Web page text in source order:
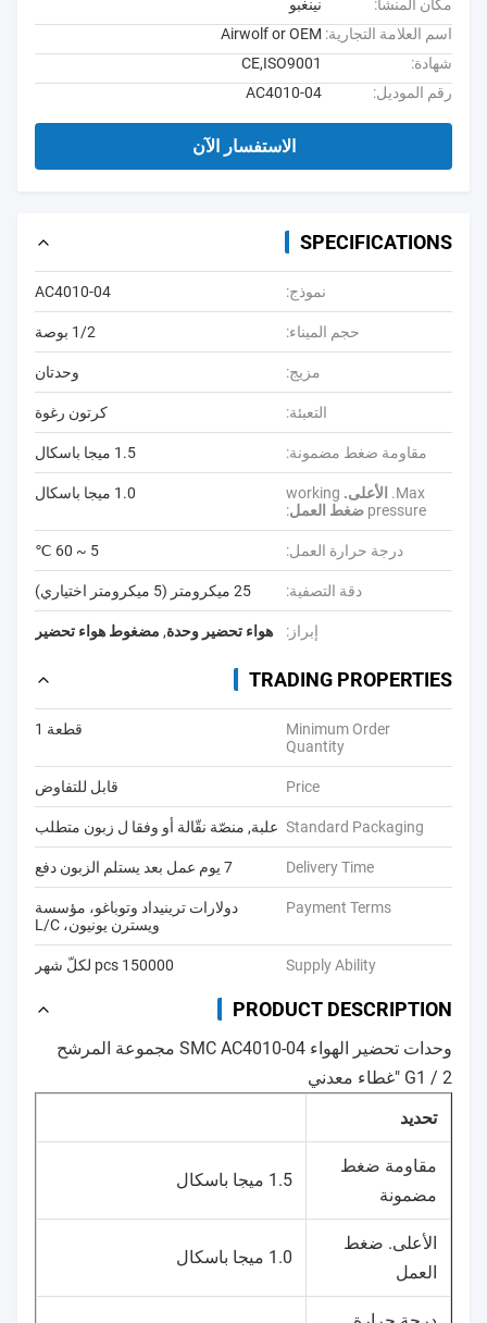
مكان المنشأ:
نينغبو
اسم العلامة التجارية: Airwolf or OEM
شهادة:
CE,ISO9001
رقم الموديل:
AC4010-04
الاستفسار الآن
SPECIFICATIONS
نموذج: AC4010-04
حجم الميناء: 1/2 بوصة
مزيج: وحدتان
التعبئة: كرتون رغوة
مقاومة ضغط مضمونة: 1.5 ميجا باسكال
Max. الأعلى. working
pressure ضغط العمل:
1.0 ميجا باسكال
درجة حرارة العمل: 5 ~ 60 ℃
دقة التصفية: 25 ميكرومتر (5 ميكرومتر اختياري)
إبراز: هواء تحضير وحدة, مضغوط هواء تحضير
TRADING PROPERTIES
Minimum Order
Quantity
قطعة 1
Price قابل للتفاوض
Standard Packaging علبة, منصّة نقّالة أو وفقا ل زبون متطلب
Delivery Time 7 يوم عمل بعد يستلم الزبون دفع
Payment Terms
دولارات ترينيداد وتوباغو، مؤسسة
ويسترن يونيون، L/C
Supply Ability 150000 pcs لكلّ شهر
PRODUCT DESCRIPTION
وحدات تحضير الهواء SMC AC4010-04 مجموعة المرشح
G1 / 2 "غطاء معدني
تحديد
مقاومة ضغط
مضمونة
1.5 ميجا باسكال
الأعلى. ضغط
العمل
1.0 ميجا باسكال